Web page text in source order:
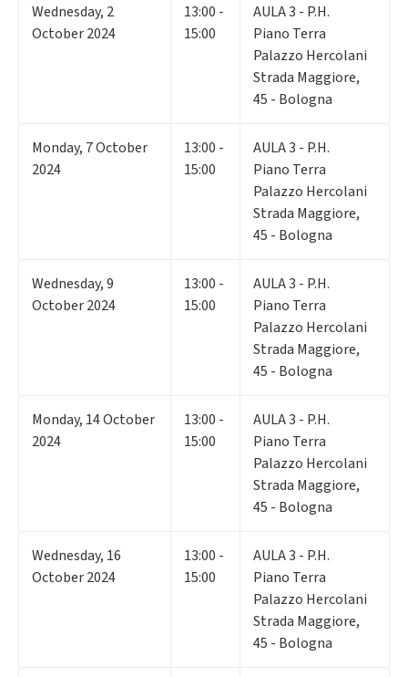
Wednesday, 2
October 2024
13:00 -
15:00
AULA 3 - P.H.
Piano Terra
Palazzo Hercolani
Strada Maggiore,
45 - Bologna
Monday, 7October
2024
13:00 -
15:00
AULA 3 - P.H.
Piano Terra
Palazzo Hercolani
Strada Maggiore,
45 - Bologna
Wednesday,9
October 2024
13:00 -
15:00
AULA 3 - P.H.
Piano Terra
Palazzo Hercolani
Strada Maggiore,
45 - Bologna
Monday, 14October
2024
13:00 -
15:00
AULA 3 - P.H.
Piano Terra
Palazzo Hercolani
Strada Maggiore,
45 - Bologna
Wednesday, 16
October 2024
13:00 -
15:00
AULA 3 - P.H.
Piano Terra
Palazzo Hercolani
Strada Maggiore,
45 - Bologna